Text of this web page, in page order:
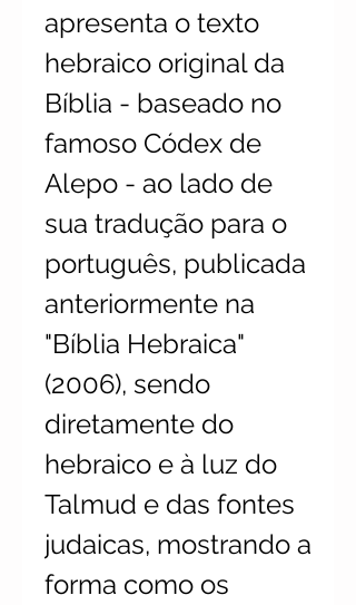
apresenta o texto
hebraico original da
Bíblia - baseado no
famoso Códex de
Alepo - ao lado de
sua tradução para o
português, publicada
anteriormente na
"Bíblia Hebraica"
(2006), sendo
diretamente do
hebraico e à luz do
Talmud e das fontes
judaicas, mostrando a
forma como os